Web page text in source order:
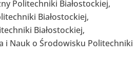
Politechniki Białostockiej,
Białostockiej,
Białostockiej,
i Nauk o Środowisku Politechniki